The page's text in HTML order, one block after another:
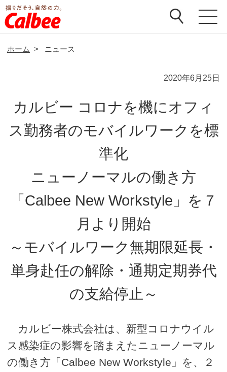
ホーム > ニュース
2020年6月25日
カルビー コロナを機にオフィ
ス勤務者のモバイルワークを標
準化
ニューノーマルの働き方
「Calbee New Workstyle」を７
月より開始
～モバイルワーク無期限延長・
単身赴任の解除・通期定期券代
の支給停止～
カルビー株式会社は、新型コロナウイル
ス感染症の影響を踏まえたニューノーマル
の働き方「Calbee New Workstyle」を、２